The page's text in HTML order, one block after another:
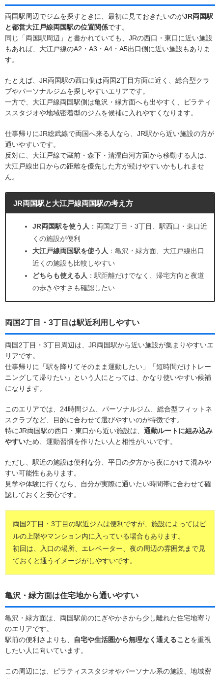
両国駅周辺でジムを探すときに、最初に見ておきたいのがJR両国駅
と都営大江戸線両国駅の位置関係です。
同じ「両国駅周辺」と書かれていても、JRの西口・東口に近い施設
もあれば、大江戸線のA2・A3・A4・A5出口側に近い施設もありま
す。
たとえば、JR両国駅の西口側は両国2丁目方面に近く、総合型クラ
ブやパーソナルジムを探しやすいエリアです。
一方で、大江戸線両国駅側は亀沢・緑方面へも出やすく、ピラティ
ススタジオや地域密着型のジムを候補に入れやすくなります。
仕事帰りにJR総武線で両国へ来る人なら、JR駅から近い施設の方が
通いやすいです。
反対に、大江戸線で蔵前・森下・清澄白河方面から移動する人は、
大江戸線出口からの距離を優先した方が続けやすいかもしれませ
ん。
JR両国駅と大江戸線両国駅の考え方
JR両国駅を使う人 ：両国2丁目・3丁目、駅西口・東口近
くの施設が便利
大江戸線両国駅を使う人 ：亀沢・緑方面、大江戸線出口
近くの施設も比較しやすい
どちらも使える人 ：駅距離だけでなく、帰宅方向と夜道
の歩きやすさも確認したい
両国2丁目・3丁目は駅近利用しやすい
両国2丁目・3丁目周辺は、JR両国駅から近い施設が集まりやすいエ
リアです。
仕事帰りに「駅を降りてそのまま運動したい」「短時間だけトレー
ニングして帰りたい」という人にとっては、かなり使いやすい候補
になります。
このエリアでは、24時間ジム、パーソナルジム、総合型フィットネ
スクラブなど、目的に合わせて選びやすいのが特徴です。
特にJR両国駅の西口・東口から近い施設は、 通勤ルートに組み込み
やすいため、運動習慣を作りたい人と相性がいいです。
ただし、駅近の施設は便利な分、平日の夕方から夜にかけて混みや
すい可能性もあります。
見学や体験に行くなら、自分が実際に通いたい時間帯に合わせて確
認しておくと安心です。
両国2丁目・3丁目の駅近ジムは便利ですが、施設によってはビ
ルの上階やマンション内に入っている場合もあります。
初回は、入口の場所、エレベーター、夜の周辺の雰囲気まで見
ておくと通うイメージがしやすいです。
亀沢・緑方面は住宅地から通いやすい
亀沢・緑方面は、両国駅前のにぎやかさから少し離れた住宅地寄り
のエリアです。
駅前の便利さよりも、
自宅や生活圏から無理なく通えることを重視
したい人に向いています。
この周辺には、ピラティススタジオやパーソナル系の施設、地域密